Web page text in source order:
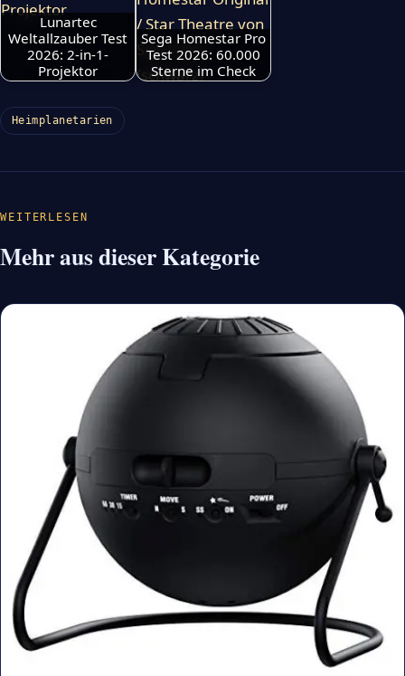
Lunartec
Weltallzauber Test
2026: 2-in-1-
Projektor
Sega Homestar Pro
Test 2026: 60.000
Sterne im Check
Heimplanetarien
WEITERLESEN
Mehr aus dieser Kategorie